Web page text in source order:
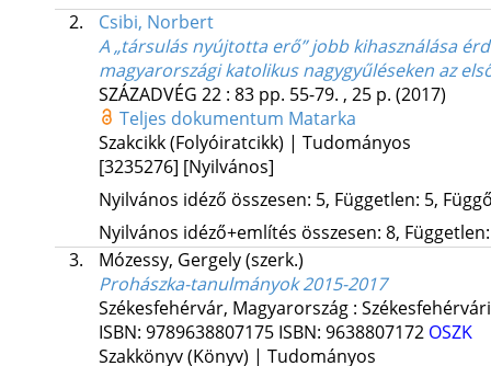
2.
Csibi, Norbert
A „társulás nyújtotta erő” jobb kihasználása
magyarországi katolikus nagygyűléseken az
SZÁZADVÉG 22: 83 pp. 55-79. , 25 p. (2017)
Teljes dokumentum Matarka
Szakcikk (Folyóiratcikk) | Tudományos
[3235276] [Nyilvános]
Nyilvános idéző összesen: 5, Független: 5,
Nyilvános idéző+említés összesen: 8,
3.
Mózessy, Gergely(szerk.)
Prohászka-tanulmányok 2015-2017
Székesfehérvár, Magyarország :
ISBN: 9789638807175 ISBN: 9638807172 OSZK
Szakkönyv (Könyv) | Tudományos